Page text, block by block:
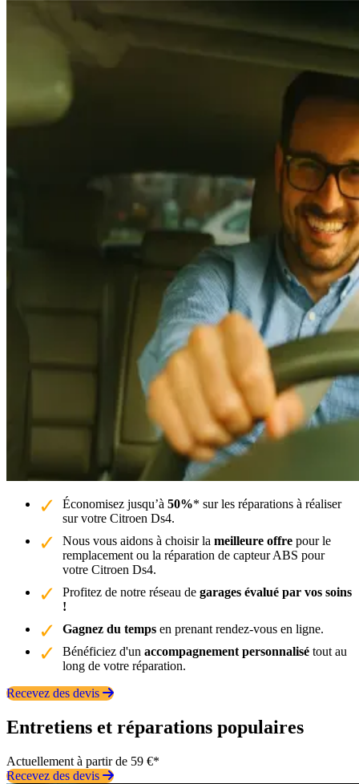
Économisez jusqu’à 50%* sur les réparations à réaliser
sur votre Citroen Ds4.
Nous vous aidons à choisir la meilleure offre pour le
remplacement ou la réparation de capteur ABS pour
votre Citroen Ds4.
Profitez de notre réseau de garages évalué par vos soins
!
Gagnez du temps en prenant rendez-vous en ligne.
Bénéficiez d'un accompagnement personnalisé tout au
long de votre réparation.
Recevez des devis
Entretiens et réparations populaires
Actuellement à partir de 59 €*
Recevez des devis